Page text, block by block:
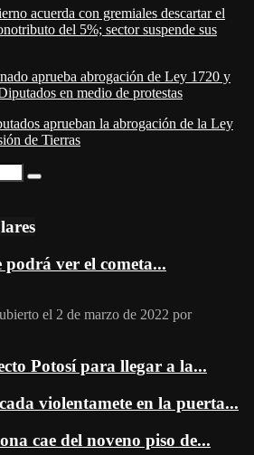
acuerda con gremiales descartar el
del 5%; sector suspende sus
aprueba abrogación de Ley 1720 y
en medio de protestas
aprueban la abrogación de la Ley
de Tierras
Search
podrá ver el cometa...
el 2 de marzo de 2022 por
Potosí para llegar a la...
violentamete en la puerta...
cae del noveno piso de...